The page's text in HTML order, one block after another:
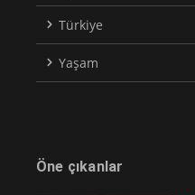
Türkiye
Yaşam
Öne çıkanlar